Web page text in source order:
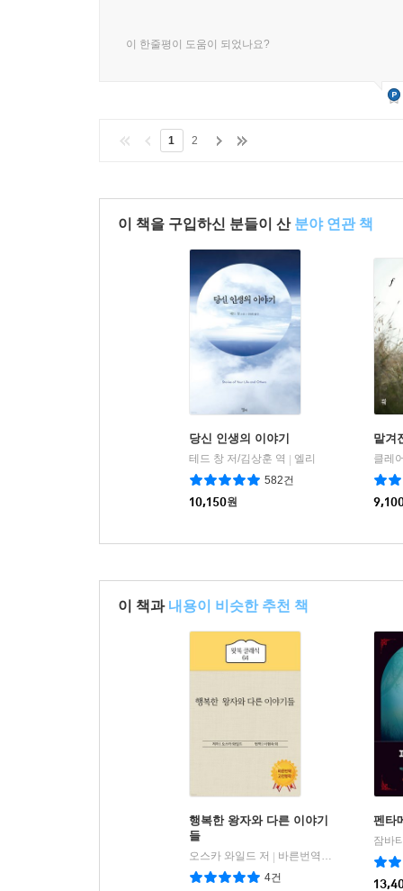
이 한줄평이 도움이 되었나요?
1 2
이 책을 구입하신 분들이 산 분야 연관 책
당신 인생의 이야기
테드 창 저/김상훈 역 | 엘리
582건
10,150원
맡겨
클레
이 책과 내용이 비슷한 추천 책
행복한 왕자와 다른 이야기
들
오스카 와일드 저 | 바른번역(왓북)
4건
펜타